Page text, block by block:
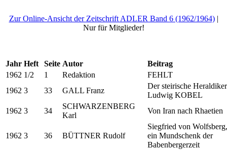
Zur Online-Ansicht der Zeitschrift ADLER Band 6 (1962/1964)|
Nur für Mitglieder!
Jahr Heft Seite Autor
Beitrag
1962 1/2 1 Redaktion
FEHLT
1962 3 33 GALL Franz
Der steirische Heraldiker
Ludwig KOBEL
1962 3 34
SCHWARZENBERG
Karl
Von Iran nach Rhaetien
1962 3 36 BÜTTNER Rudolf
Siegfried von Wolfsberg,
ein Mundschenk der
Babenbergerzeit